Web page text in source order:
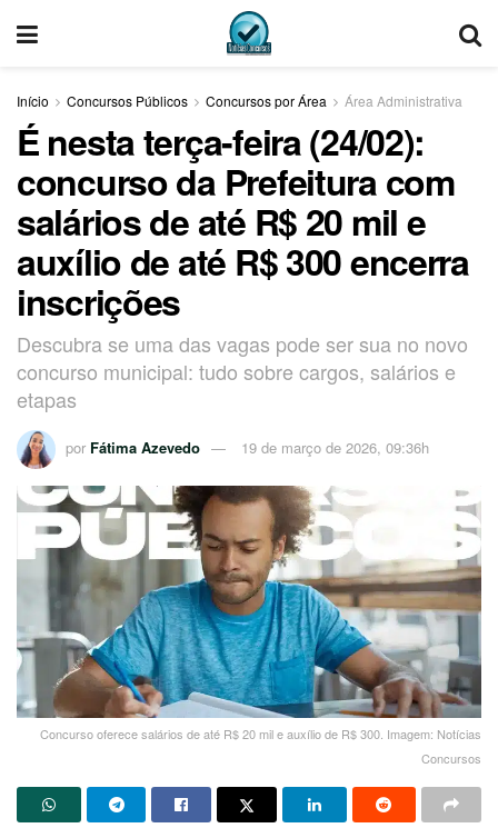
Início Concursos Públicos Concursos por Área Área Administrativa
É nesta terça-feira (24/02):
concurso da Prefeitura com
salários de até R$ 20 mil e
auxílio de até R$ 300 encerra
inscrições
Descubra se uma das vagas pode ser sua no novo
concurso municipal: tudo sobre cargos, salários e
etapas
por Fátima Azevedo 19 de março de 2026, 09:36h
Concurso oferece salários de até R$ 20 mil e auxílio de R$ 300. Imagem: Notícias
Concursos